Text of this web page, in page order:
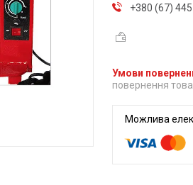
+380 (67)
повернення